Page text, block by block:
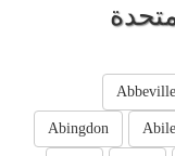
Abbeville
Abingdon